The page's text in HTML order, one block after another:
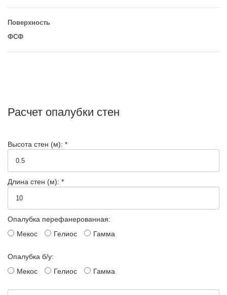
Поверхность
ФСФ
Расчет опалубки стен
Высота стен (м): *
Длина стен (м): *
Опалубка перефанерованная:
Мекос
Гелиос Гамма
Опалубка б/у:
Мекос
Гелиос Гамма